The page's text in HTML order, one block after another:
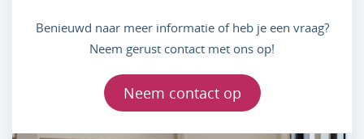
Benieuwd naar meer informatie of heb je een vraag?
Neem gerust contact met ons op!
Neem contact op